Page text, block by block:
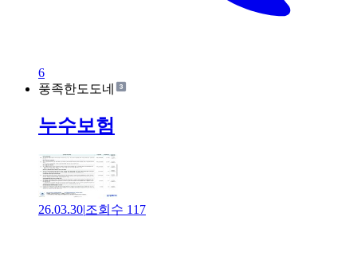
6
풍족한도도네
누수보험
26.03.30|조회수 117